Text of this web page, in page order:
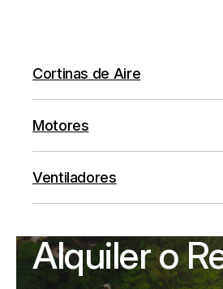
Cortinas de Aire
Motores
Ventiladores
Alquiler o